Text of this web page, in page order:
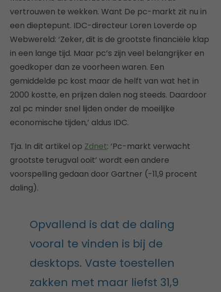
vertrouwen te wekken. Want De pc-markt zit nu in
een dieptepunt. IDC-directeur Loren Loverde op
Webwereld: ‘Zeker, dit is de grootste financiële klap
in een lange tijd. Maar pc’s zijn veel belangrijker en
goedkoper dan ze voorheen waren. Een
gemiddelde pc kost maar de helft van wat het in
2000 kostte, en prijzen dalen nog steeds. Daardoor
zal pc minder snel lijden onder de moeilijke
economische tijden,’ aldus IDC.
Tja. In dit artikel op Zdnet: ‘Pc-markt verwacht
grootste terugval ooit’ wordt een andere
voorspelling gedaan door Gartner (-11,9 procent
daling).
Opvallend is dat de daling
vooral te vinden is bij de
desktops. Vaste toestellen
zakken met maar liefst 31,9